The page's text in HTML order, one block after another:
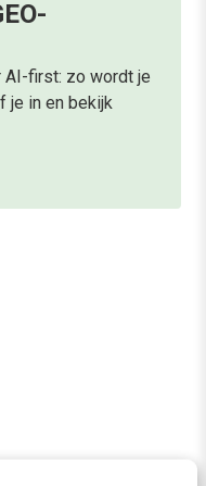
AI-first: zo wordt je
je in en bekijk